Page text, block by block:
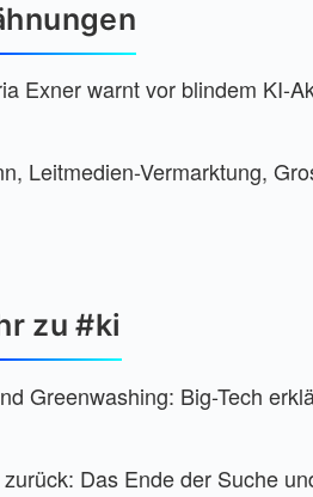
Exner warnt vor blindem KI-
Leitmedien-Vermarktung,
zu #ki
Greenwashing: Big-Tech
Das Ende der Suche